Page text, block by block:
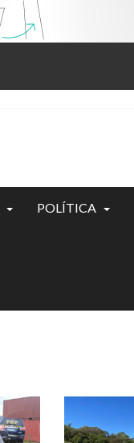
POLÍTICA